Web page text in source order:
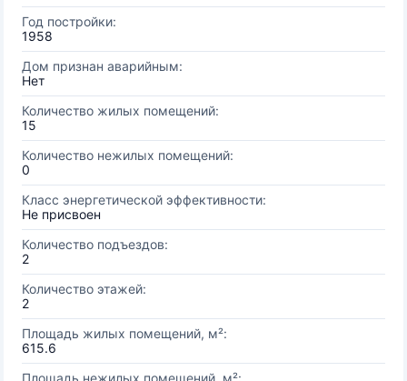
Год постройки:
1958
Дом признан аварийным:
Нет
Количество жилых помещений:
15
Количество нежилых помещений:
0
Класс энергетической эффективности:
Не присвоен
Количество подъездов:
2
Количество этажей:
2
Площадь жилых помещений, м²:
615.6
Площадь нежилых помещений, м²: